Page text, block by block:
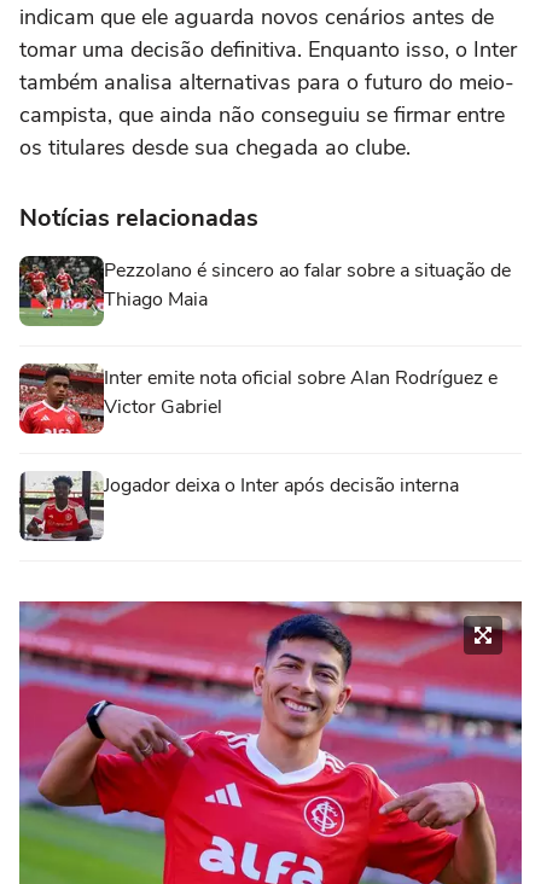
indicam que ele aguarda novos cenários antes de
tomar uma decisão definitiva. Enquanto isso, o Inter
também analisa alternativas para o futuro do meio-
campista, que ainda não conseguiu se firmar entre
os titulares desde sua chegada ao clube.
Notícias relacionadas
Pezzolano é sincero ao falar sobre a situação de
Thiago Maia
Inter emite nota oficial sobre Alan Rodríguez e
Victor Gabriel
Jogador deixa o Inter após decisão interna